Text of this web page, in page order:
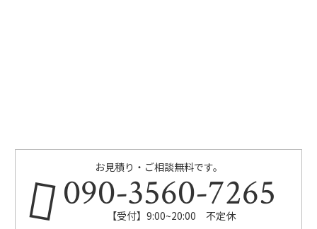
お見積り・ご相談無料です。
090-3560-7265
【受付】9:00~20:00 不定休